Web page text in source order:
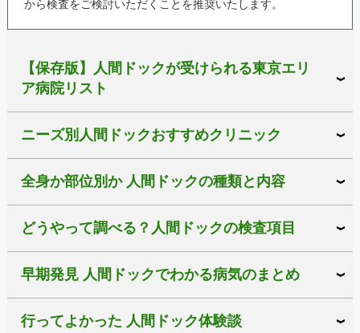
から検査をご検討いただくことを推奨いたします。
【保存版】人間ドックが受けられる東京エリ
ア病院リスト
ニーズ別人間ドックおすすめクリニック
全身か部位別か 人間ドックの種類と内容
どうやって調べる？人間ドックの検査項目
早期発見 人間ドックでわかる病気のまとめ
行ってよかった 人間ドック体験談